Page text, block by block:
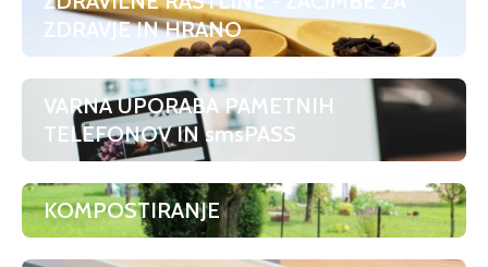
ZDRAVJE IN HRANO
VARNA UPORABA PAMETNIH
TELEFONOV IN smsPASS
KOMPOSTIRANJE